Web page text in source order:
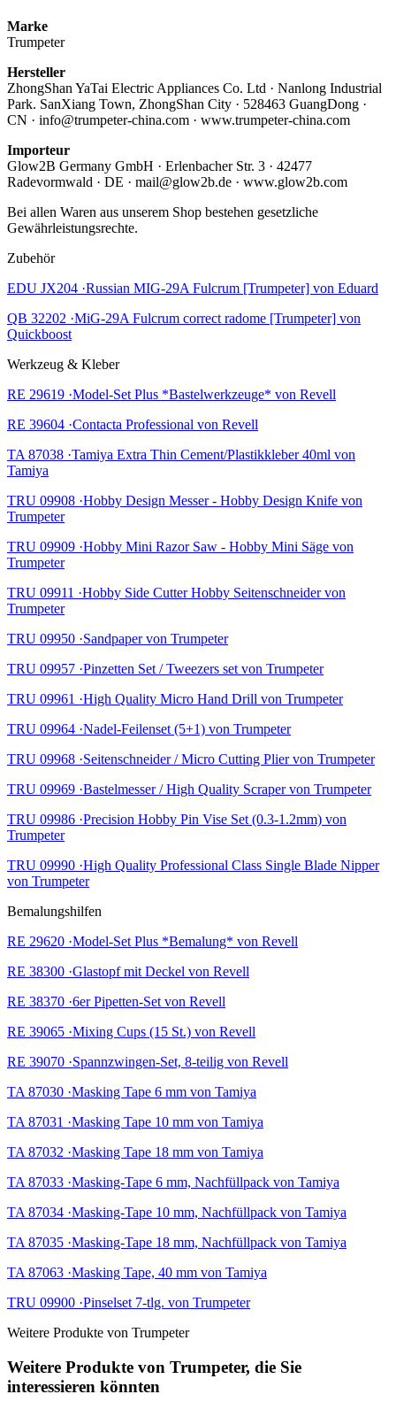
Marke
Trumpeter
Hersteller
ZhongShan YaTai Electric Appliances Co. Ltd · Nanlong Industrial
Park. SanXiang Town, ZhongShan City · 528463 GuangDong ·
CN · info@trumpeter-china.com · www.trumpeter-china.com
Importeur
Glow2B Germany GmbH · Erlenbacher Str. 3 · 42477
Radevormwald · DE · mail@glow2b.de · www.glow2b.com
Bei allen Waren aus unserem Shop bestehen gesetzliche
Gewährleistungsrechte.
Zubehör
EDU JX204 ·Russian MIG-29A Fulcrum [Trumpeter] von Eduard
QB 32202 ·MiG-29A Fulcrum correct radome [Trumpeter] von
Quickboost
Werkzeug & Kleber
RE 29619 ·Model-Set Plus *Bastelwerkzeuge* von Revell
RE 39604 ·Contacta Professional von Revell
TA 87038 ·Tamiya Extra Thin Cement/Plastikkleber 40ml von
Tamiya
TRU 09908 ·Hobby Design Messer - Hobby Design Knife von
Trumpeter
TRU 09909 ·Hobby Mini Razor Saw - Hobby Mini Säge von
Trumpeter
TRU 09911 ·Hobby Side Cutter Hobby Seitenschneider von
Trumpeter
TRU 09950 ·Sandpaper von Trumpeter
TRU 09957 ·Pinzetten Set / Tweezers set von Trumpeter
TRU 09961 ·High Quality Micro Hand Drill von Trumpeter
TRU 09964 ·Nadel-Feilenset (5+1) von Trumpeter
TRU 09968 ·Seitenschneider / Micro Cutting Plier von Trumpeter
TRU 09969 ·Bastelmesser / High Quality Scraper von Trumpeter
TRU 09986 ·Precision Hobby Pin Vise Set (0.3-1.2mm) von
Trumpeter
TRU 09990 ·High Quality Professional Class Single Blade Nipper
von Trumpeter
Bemalungshilfen
RE 29620 ·Model-Set Plus *Bemalung* von Revell
RE 38300 ·Glastopf mit Deckel von Revell
RE 38370 ·6er Pipetten-Set von Revell
RE 39065 ·Mixing Cups (15 St.) von Revell
RE 39070 ·Spannzwingen-Set, 8-teilig von Revell
TA 87030 ·Masking Tape 6 mm von Tamiya
TA 87031 ·Masking Tape 10 mm von Tamiya
TA 87032 ·Masking Tape 18 mm von Tamiya
TA 87033 ·Masking-Tape 6 mm, Nachfüllpack von Tamiya
TA 87034 ·Masking-Tape 10 mm, Nachfüllpack von Tamiya
TA 87035 ·Masking-Tape 18 mm, Nachfüllpack von Tamiya
TA 87063 ·Masking Tape, 40 mm von Tamiya
TRU 09900 ·Pinselset 7-tlg. von Trumpeter
Weitere Produkte von Trumpeter
Weitere Produkte von Trumpeter, die Sie
interessieren könnten